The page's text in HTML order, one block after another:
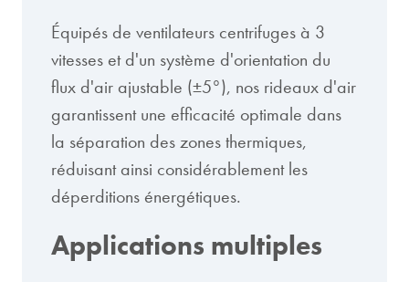
Équipés de ventilateurs centrifuges à 3
vitesses et d'un système d'orientation du
flux d'air ajustable (±5°), nos rideaux d'air
garantissent une efficacité optimale dans
la séparation des zones thermiques,
réduisant ainsi considérablement les
déperditions énergétiques.
Applications multiples